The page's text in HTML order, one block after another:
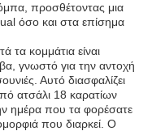
προσθέτοντας μια
όσο και στα επίσημα
τα κομμάτια είναι
γνωστό για την αντοχή
Αυτό διασφαλίζει
ατσάλι 18 καρατίων
ημέρα που τα φορέσατε
που διαρκεί. Ο